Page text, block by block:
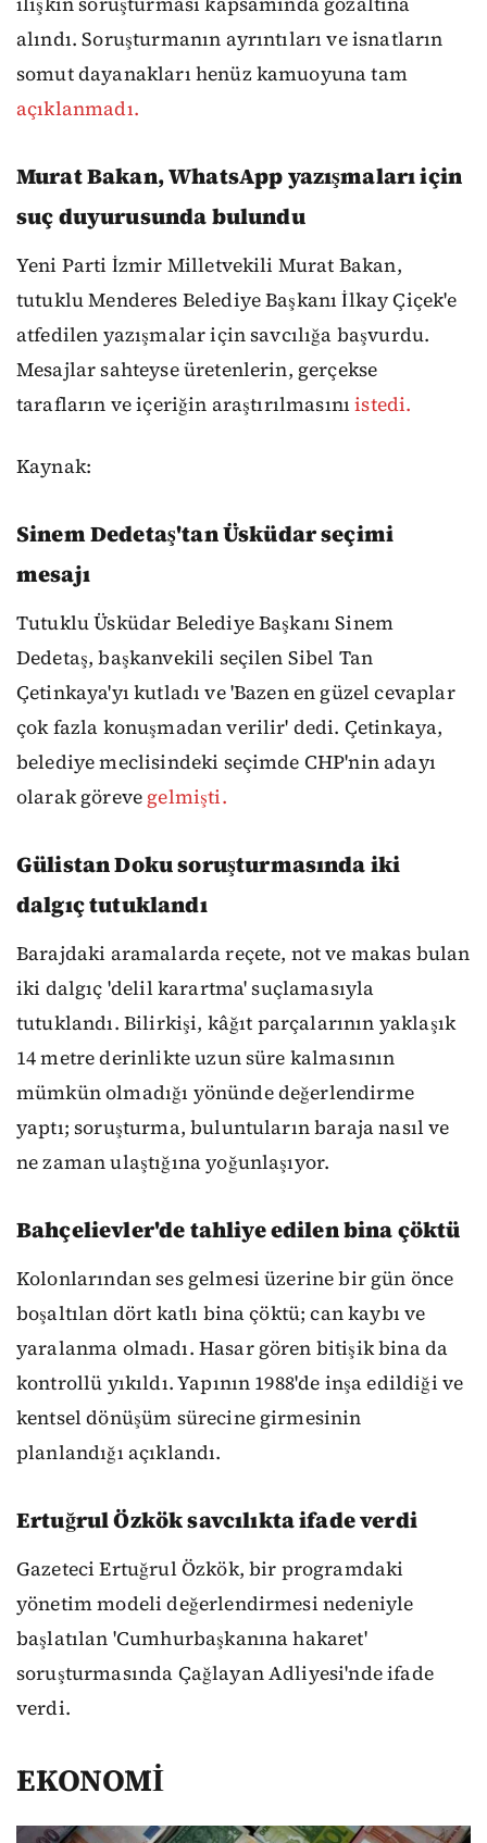
alındı. Soruşturmanın ayrıntıları ve isnatların
somut dayanakları henüz kamuoyuna tam
açıklanmadı.
Murat Bakan, WhatsApp yazışmaları için
suç duyurusunda bulundu
Yeni Parti İzmir Milletvekili Murat Bakan,
tutuklu Menderes Belediye Başkanı İlkay Çiçek'e
atfedilen yazışmalar için savcılığa başvurdu.
Mesajlar sahteyse üretenlerin, gerçekse
tarafların ve içeriğin araştırılmasınıistedi.
Kaynak:
Sinem Dedetaş'tan Üsküdar seçimi
mesajı
Tutuklu Üsküdar Belediye Başkanı Sinem
Dedetaş, başkanvekili seçilen Sibel Tan
Çetinkaya'yı kutladı ve 'Bazen en güzel cevaplar
çok fazla konuşmadan verilir' dedi. Çetinkaya,
belediye meclisindeki seçimde CHP'nin adayı
olarak göreve gelmişti.
Gülistan Doku soruşturmasında iki
dalgıç tutuklandı
Barajdaki aramalarda reçete, not ve makas bulan
iki dalgıç 'delil karartma' suçlamasıyla
tutuklandı. Bilirkişi, kâğıt parçalarının yaklaşık
14 metre derinlikte uzun süre kalmasının
mümkün olmadığı yönünde değerlendirme
yaptı; soruşturma, buluntuların baraja nasıl ve
ne zaman ulaştığına yoğunlaşıyor.
Bahçelievler'de tahliye edilen bina çöktü
Kolonlarından ses gelmesi üzerine bir gün önce
boşaltılan dört katlı bina çöktü; can kaybı ve
yaralanma olmadı. Hasar gören bitişik bina da
kontrollü yıkıldı. Yapının 1988'de inşa edildiği ve
kentsel dönüşüm sürecine girmesinin
planlandığı açıklandı.
Ertuğrul Özkök savcılıkta ifade verdi
Gazeteci Ertuğrul Özkök, bir programdaki
yönetim modeli değerlendirmesi nedeniyle
başlatılan 'Cumhurbaşkanına hakaret'
soruşturmasında Çağlayan Adliyesi'nde ifade
verdi.
EKONOMİ